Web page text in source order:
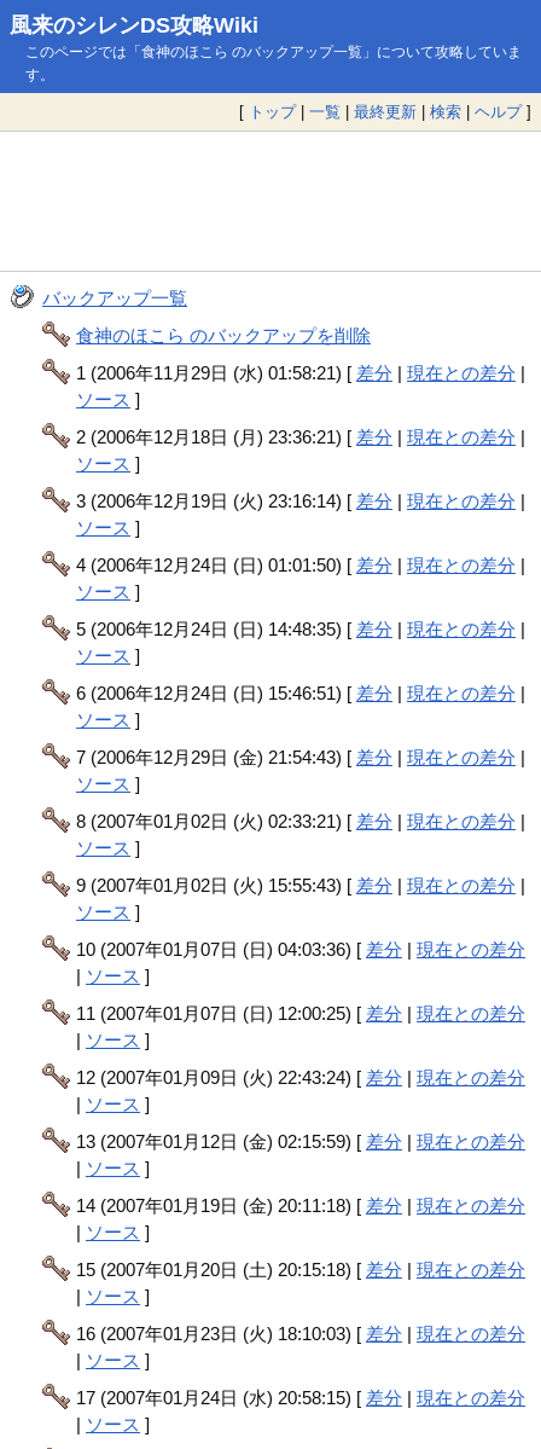
風来のシレンDS攻略Wiki
このページでは「食神のほこら のバックアップ一覧」について攻略していま
す。
[ トップ| 一覧 | 最終更新 | 検索 | ヘルプ]
バックアップ一覧
食神のほこら のバックアップを削除
1 (2006年11月29日 (水) 01:58:21) [ 差分 |現在との差分 |
ソース ]
2 (2006年12月18日 (月) 23:36:21) [ 差分 |現在との差分 |
ソース ]
3 (2006年12月19日 (火) 23:16:14) [ 差分 |現在との差分 |
ソース ]
4 (2006年12月24日 (日) 01:01:50) [ 差分 |現在との差分 |
ソース ]
5 (2006年12月24日 (日) 14:48:35) [ 差分 |現在との差分 |
ソース ]
6 (2006年12月24日 (日) 15:46:51) [ 差分 |現在との差分 |
ソース ]
7 (2006年12月29日 (金) 21:54:43) [ 差分 |現在との差分 |
ソース ]
8 (2007年01月02日 (火) 02:33:21) [ 差分 |現在との差分 |
ソース ]
9 (2007年01月02日 (火) 15:55:43) [ 差分 |現在との差分 |
ソース ]
10 (2007年01月07日 (日) 04:03:36) [ 差分 |現在との差分
| ソース ]
11 (2007年01月07日 (日) 12:00:25) [ 差分 |現在との差分
| ソース ]
12 (2007年01月09日 (火) 22:43:24) [ 差分 |現在との差分
| ソース ]
13 (2007年01月12日 (金) 02:15:59) [ 差分 |現在との差分
| ソース ]
14 (2007年01月19日 (金) 20:11:18) [ 差分 |現在との差分
| ソース ]
15 (2007年01月20日 (土) 20:15:18) [ 差分 |現在との差分
| ソース ]
16 (2007年01月23日 (火) 18:10:03) [ 差分 |現在との差分
| ソース ]
17 (2007年01月24日 (水) 20:58:15) [ 差分 |現在との差分
| ソース ]